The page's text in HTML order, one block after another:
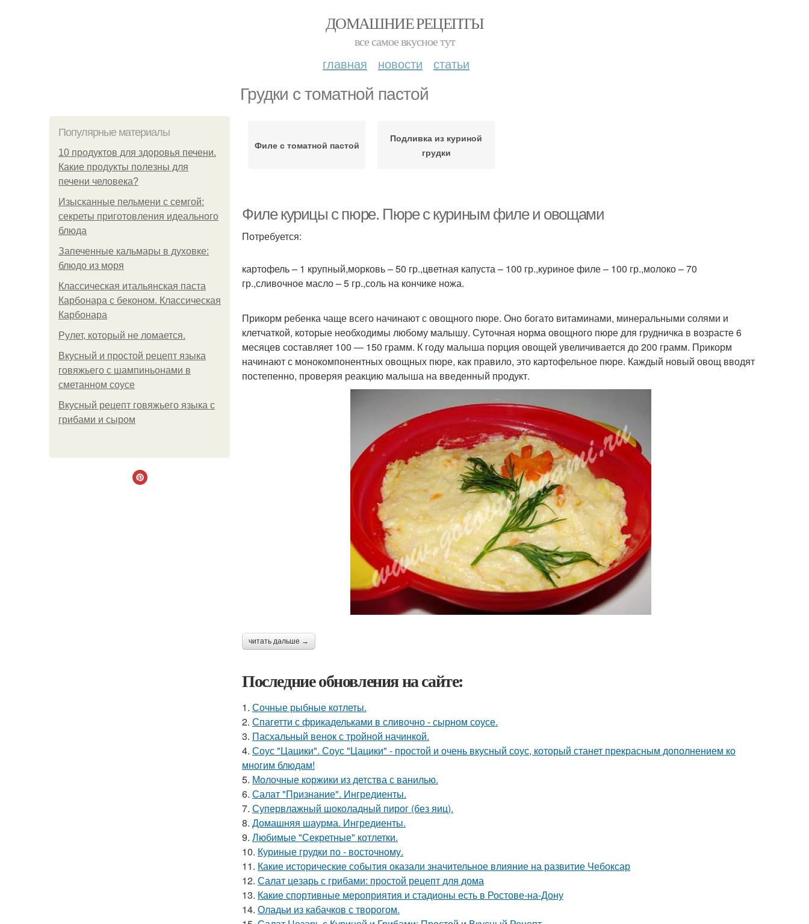
ДОМАШНИЕ РЕЦЕПТЫ
все самое вкусное тут
главная новости статьи
Грудки с томатной пастой
Популярные материалы
10 продуктов для здоровья печени.
Какие продукты полезны для
печени человека?
Изысканные пельмени с семгой:
секреты приготовления идеального
блюда
Запеченные кальмары в духовке:
блюдо из моря
Классическая итальянская паста
Карбонара с беконом. Классическая
Карбонара
Рулет, который не ломается.
Вкусный и простой рецепт языка
говяжьего с шампиньонами в
сметанном соусе
Вкусный рецепт говяжьего языка с
грибами и сыром
Филе с томатной пастой
Подливка из куриной
грудки
Филе курицы с пюре. Пюре с куриным филе и овощами
Потребуется:
картофель – 1 крупный,морковь – 50 гр.,цветная капуста – 100 гр.,куриное филе – 100 гр.,молоко – 70
гр.,сливочное масло – 5 гр.,соль на кончике ножа.
Прикорм ребенка чаще всего начинают с овощного пюре. Оно богато витаминами, минеральными солями и
клетчаткой, которые необходимы любому малышу. Суточная норма овощного пюре для грудничка в возрасте 6
месяцев составляет 100 — 150 грамм. К году малыша порция овощей увеличивается до 200 грамм. Прикорм
начинают с монокомпонентных овощных пюре, как правило, это картофельное пюре. Каждый новый овощ вводят
постепенно, проверяя реакцию малыша на введенный продукт.
читать дальше →
Последние обновления на сайте:
1. Сочные рыбные котлеты.
2. Спагетти с фрикадельками в сливочно - сырном соусе.
3. Пасхальный венок с тройной начинкой.
4. Соус "Цацики". Соус "Цацики" - простой и очень вкусный соус, который станет прекрасным дополнением ко
многим блюдам!
5. Молочные коржики из детства с ванилью.
6. Салат "Признание". Ингредиенты.
7. Супервлажный шоколадный пирог (без яиц).
8. Домашняя шаурма. Ингредиенты.
9. Любимые "Секретные" котлетки.
10. Куриные грудки по - восточному.
11. Какие исторические события оказали значительное влияние на развитие Чебоксар
12. Салат цезарь с грибами: простой рецепт для дома
13. Какие спортивные мероприятия и стадионы есть в Ростове-на-Дону
14. Оладьи из кабачков с творогом.